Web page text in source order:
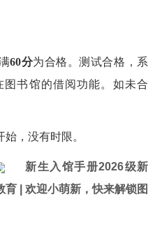
60分为合格。测试合格，系
书馆的借阅功能。如未合
，没有时限。
新生入馆手册2026级新
育 | 欢迎小萌新，快来解锁图